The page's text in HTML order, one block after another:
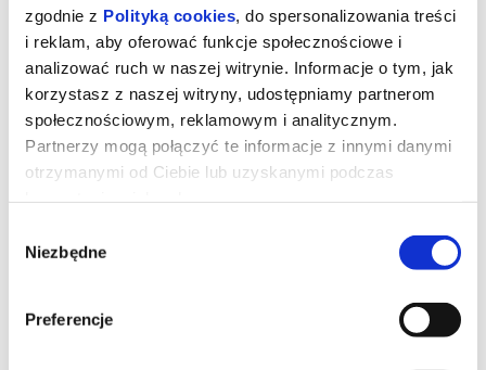
zgodnie z Polityką cookies , do spersonalizowania treści
i reklam, aby oferować funkcje społecznościowe i
analizować ruch w naszej witrynie. Informacje o tym, jak
korzystasz z naszej witryny, udostępniamy partnerom
społecznościowym, reklamowym i analitycznym.
Partnerzy mogą połączyć te informacje z innymi danymi
otrzymanymi od Ciebie lub uzyskanymi podczas
zgody
Niezbędne
Preferencje
ZNAKI PANA ŚLIWKI
Wbrew oczekiwaniom rodziny Karol Śliwka opuszcza wieś i
projektowaniem znaków graficznych. Swoimi pracami wypełnia
komunistyczną Polskę i definiuje wizualny krajobraz kraju. Jego
znaki nie wiszą w galeriach, ale są obecne w polskich domach, na